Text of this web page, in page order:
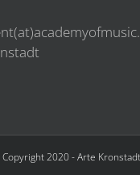
Copyright 2020 - Arte Kronstadt